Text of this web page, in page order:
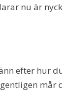
nu är
efter hur